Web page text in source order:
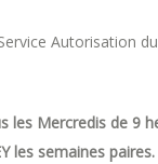
Autorisation
Mercredis de 9
les semaines paires.